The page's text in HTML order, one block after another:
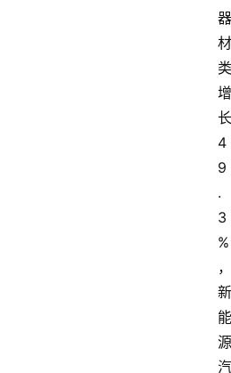
器
材
类
增
长
4
9
.
3
%
，
新
能
源
汽